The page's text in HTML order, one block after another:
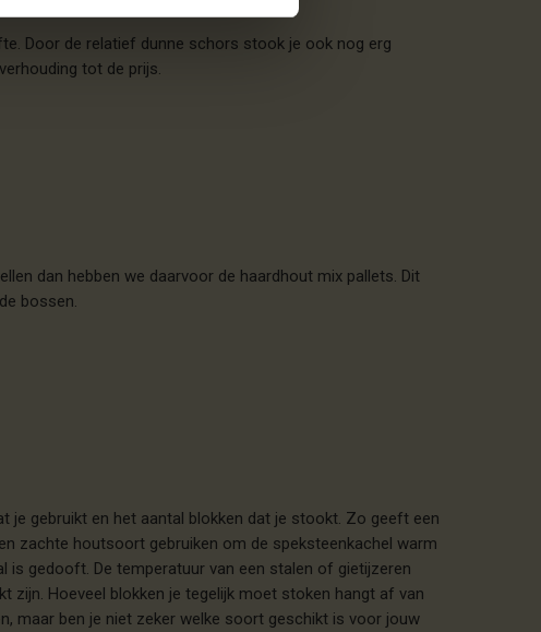
Door de relatief dunne schors stook je ook nog erg
tot de prijs.
dan hebben we daarvoor de haardhout mix pallets. Dit
bossen.
je gebruikt en het aantal blokken dat je stookt. Zo geeft een
zachte houtsoort gebruiken om de speksteenkachel warm
gedooft. De temperatuur van een stalen of gietijzeren
Hoeveel blokken je tegelijk moet stoken hangt af van
maar ben je niet zeker welke soort geschikt is voor jouw